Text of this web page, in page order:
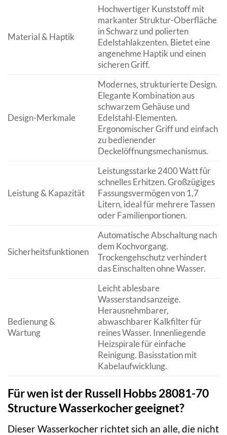
Material & Haptik
Hochwertiger Kunststoff mit
markanter Struktur-Oberfläche
in Schwarz und polierten
Edelstahlakzenten. Bietet eine
angenehme Haptik und einen
sicheren Griff.
Design-Merkmale
Modernes, strukturierte Design.
Elegante Kombination aus
schwarzem Gehäuse und
Edelstahl-Elementen.
Ergonomischer Griff und einfach
zu bedienender
Deckelöffnungsmechanismus.
Leistung & Kapazität
Leistungsstarke 2400 Watt für
schnelles Erhitzen. Großzügiges
Fassungsvermögen von 1,7
Litern, ideal für mehrere Tassen
oder Familienportionen.
Sicherheitsfunktionen
Automatische Abschaltung nach
dem Kochvorgang.
Trockengehschutz verhindert
das Einschalten ohne Wasser.
Bedienung &
Wartung
Leicht ablesbare
Wasserstandsanzeige.
Herausnehmbarer,
abwaschbarer Kalkfilter für
reines Wasser. Innenliegende
Heizspirale für einfache
Reinigung. Basisstation mit
Kabelaufwicklung.
Für wen ist der Russell Hobbs 28081-70
Structure Wasserkocher geeignet?
Dieser Wasserkocher richtet sich an alle, die nicht